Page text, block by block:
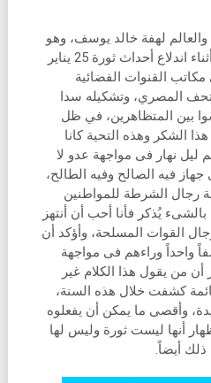
لهفة خالد يوسف، وهو
يركض من ساحة إلى ساحة أثناء اندلاع أحداث ثورة 25 يناير
إلى مكاتب القنوات الفضائية
المصري، وتشكيله سدا
بين المتظاهرين، في ظل
الشكر وهذه التحية كانا
ليل نهار فى مواجهة عدو لا
فيه الصالح وفيه الطالح،
رجال الشرطة للمواطنين
يُذكر فأنا أحب أن أنتهز
القوات المسلحة، وأؤكد أن
واحداً وراءهم فى مواجهة
من يقول هذا الكلام غير
كشفت خلال هذه السنة،
وأقصى ما يمكن أن يفعلوه
30 يونيو لإظهار أنها ليست ثورة وليس لها
أيضاً.